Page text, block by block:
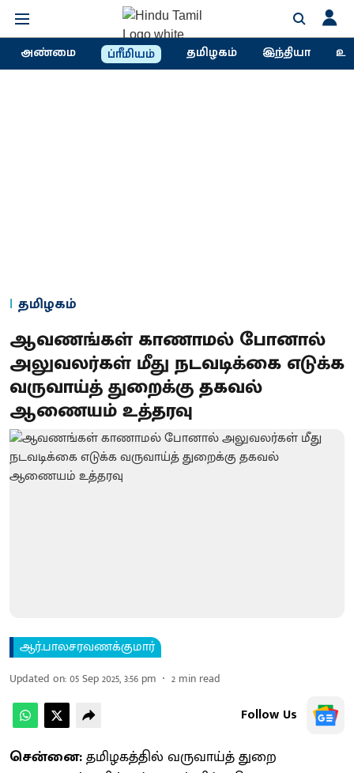
அண்மை ப்ரீமியம் தமிழகம் இந்தியா
தமிழகம்
ஆவணங்கள் காணாமல் போனால்
அலுவலர்கள் மீது நடவடிக்கை எடுக்க
வருவாய்த் துறைக்கு தகவல்
ஆணையம் உத்தரவு
ஆர்.பாலசரவணக்குமார்
Updated on:05 Sep 2025, 3:56 pm 2 min read
Follow Us
சென்னை:தமிழகத்தில் வருவாய்த் துறை